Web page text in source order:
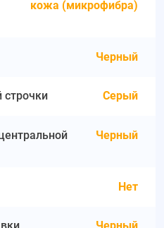
кожа (микрофибра)
Черный
строчки Серый
Черный
Нет